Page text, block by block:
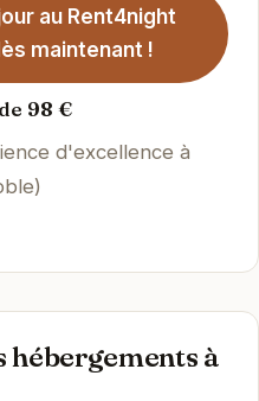
au Rent4night
maintenant !
98 €
d'excellence à
hébergements à